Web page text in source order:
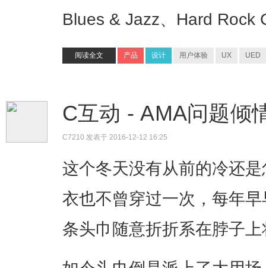
Blues & Jazz、Hard Rock
阅读全文 产品 设计 用户体验 UX UED
C互动 - AMA问题倾
C7210 发表于 2016-12-12 16:25
这个冬天没有从前的冷还
衣也不曾穿过一次，每年
条头巾随意折折系在脖子